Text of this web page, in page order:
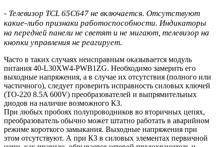
- Телевизор TCL 65C647 не включается. Отсутствуют
какие-либо признаки работоспособности. Индикаторы
на передней панели не светят и не мигают, телевизор на
кнопки управления не реагирует.
Часто в таких случаях неисправным оказывается модуль
питания 40-L30XW4-PWB1ZG. Необходимо замерить его
выходные напряжения, а в случае их отсутствия (полного или
частичного), следует проверить исправность силовых ключей
(TO-220 8.5A 600V) преобразователей и выпрямительных
диодов на наличие возможного КЗ.
При любых пробоях полупроводников во вторичных цепях,
преобразователь обычно может штатно работать в аварийном
режиме короткого замыкания. Выходные напряжения при
этом отсутствуют. А при КЗ в силовых элементах первичной